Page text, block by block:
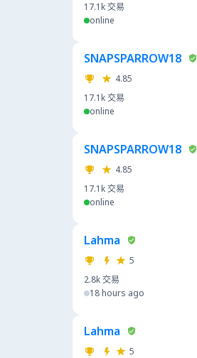
17.1k交易
online
SNAPSPARROW18
4.85
17.1k交易
online
SNAPSPARROW18
4.85
17.1k交易
online
Lahma
5
2.8k交易
18 hours ago
Lahma
5